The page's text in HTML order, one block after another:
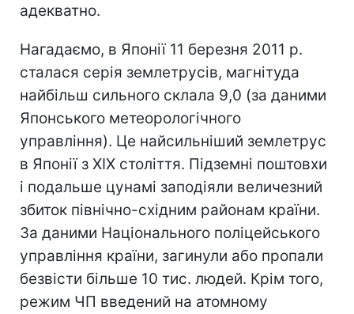
адекватно.
Нагадаємо, в Японії 11 березня 2011 р.
сталася серія землетрусів, магнітуда
найбільш сильного склала 9,0 (за даними
Японського метеорологічного
управління). Це найсильніший землетрус
в Японії з XIX століття. Підземні поштовхи
і подальше цунамі заподіяли величезний
збиток північно-східним районам країни.
За даними Національного поліцейського
управління країни, загинули або пропали
безвісти більше 10 тис. людей. Крім того,
режим ЧП введений на атомному